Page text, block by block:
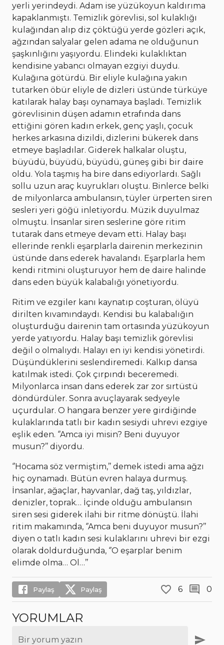
yerli yerindeydi. Adam ise yüzükoyun kaldırıma
kapaklanmıştı. Temizlik görevlisi, sol kulaklığı
kulağından alıp diz çöktüğü yerde gözleri açık,
ağzından salyalar gelen adama ne olduğunun
şaşkınlığını yaşıyordu. Elindeki kulaklıktan
kendisine yabancı olmayan ezgiyi duydu.
Kulağına götürdü. Bir eliyle kulağına yakın
tutarken öbür eliyle de dizleri üstünde türküye
katılarak halay başı oynamaya başladı. Temizlik
görevlisinin düşen adamın etrafında dans
ettiğini gören kadın erkek, genç yaşlı, çocuk
herkes arkasına dizildi, dizlerini bükerek dans
etmeye başladılar. Giderek halkalar oluştu,
büyüdü, büyüdü, büyüdü, güneş gibi bir daire
oldu. Yola taşmış ha bire dans ediyorlardı. Sağlı
sollu uzun araç kuyrukları oluştu. Binlerce belki
de milyonlarca ambulansın, tüyler ürperten siren
sesleri yeri göğü inletiyordu. Müzik duyulmaz
olmuştu. İnsanlar siren seslerine göre ritim
tutarak dans etmeye devam etti. Halay başı
ellerinde renkli eşarplarla dairenin merkezinin
üstünde dans ederek havalandı. Eşarplarla hem
kendi ritmini oluşturuyor hem de daire halinde
dans eden büyük kalabalığı yönetiyordu.
Ritim ve ezgiler kanı kaynatıp coşturan, ölüyü
dirilten kıvamındaydı. Kendisi bu kalabalığın
oluşturduğu dairenin tam ortasında yüzükoyun
yerde yatıyordu. Halay başı temizlik görevlisi
değil o olmalıydı. Halayı en iyi kendisi yönetirdi.
Düşündüklerini seslendiremedi. Kalkıp dansa
katılmak istedi. Çok çırpındı beceremedi.
Milyonlarca insan dans ederek zar zor sırtüstü
döndürdüler. Sonra avuçlayarak sedyeyle
uçurdular. O hangara benzer yere girdiğinde
kulaklarında tatlı bir kadın sesiydi uhrevi ezgiye
eşlik eden. ‘’Amca iyi misin? Beni duyuyor
musun?’’ diyordu.
‘’Hocama söz vermiştim,’’ demek istedi ama ağzı
hiç oynamadı. Bütün evren halaya durmuş.
İnsanlar, ağaçlar, hayvanlar, dağ taş, yıldızlar,
denizler, toprak… İçinde olduğu ambulansın
siren sesi giderek ilahi bir ritme dönüştü. İlahi
ritim makamında, ‘’Amca beni duyuyor musun?’’
diyen o tatlı kadın sesi kulaklarını uhrevi bir ezgi
olarak doldurduğunda, ‘’O eşarplar benim
elimde olma… Ol…’’
Paylaş Paylaş 6 0
YORUMLAR
Bir yorum yazın